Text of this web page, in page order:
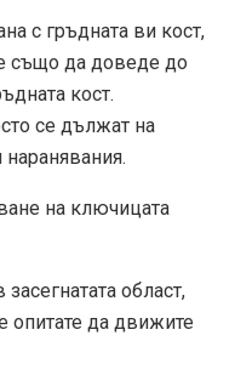
с гръдната ви кост,
също да доведе до
кост.
се дължат на
на ключицата
област,
опитате да движите